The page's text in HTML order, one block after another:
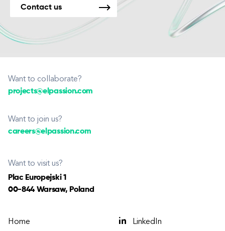
Contact us
Want to collaborate?
projects@elpassion.com
Want to join us?
careers@elpassion.com
Want to visit us?
Plac Europejski 1
00-844 Warsaw, Poland
Home
LinkedIn